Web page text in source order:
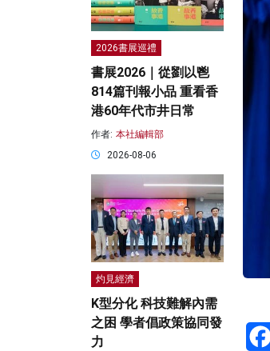
2026書展巡禮
書展2026｜從劉以鬯
814篇刊報小品 重看香
港60年代市井日常
作者: 本社編輯部
2026-08-06
灼見經濟
K型分化 科技難解內需
之困 學者倡政策協同發
力